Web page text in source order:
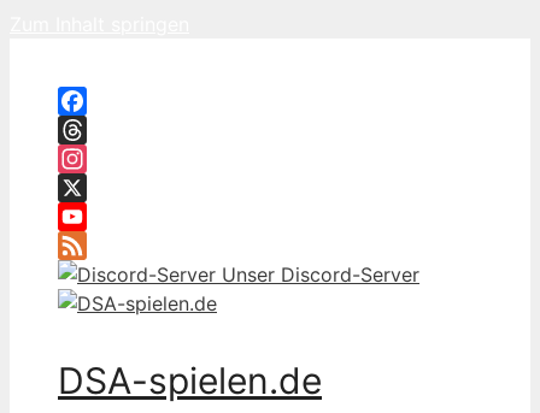
Facebook
Threads
Instagram
X
YouTube
Feed
Unser Discord-Server
DSA-spielen.de